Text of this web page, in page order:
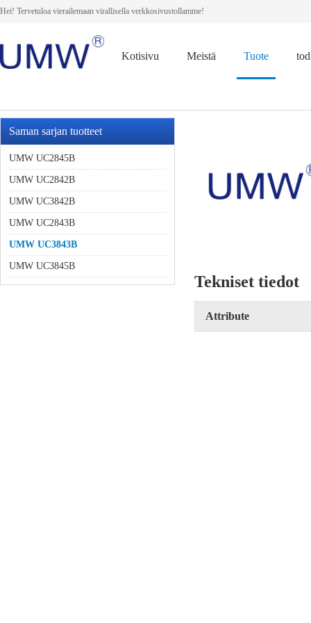
Hei! Tervetuloa vierailemaan virallisella verkkosivustollamme!
Kotisivu Meistä Tuote
Saman sarjan tuotteet
UMW UC2845B
UMW UC2842B
UMW UC3842B
UMW UC2843B
UMW UC3843B
UMW UC3845B
Tekniset tiedot
Attribute